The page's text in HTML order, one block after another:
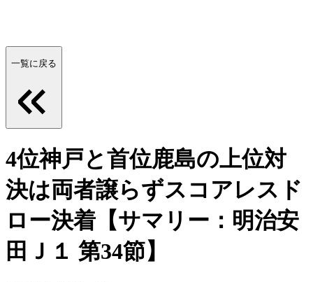
一覧に戻る
4位神戸と首位鹿島の上位対
決は両者譲らずスコアレスド
ロー決着【サマリー：明治安
田Ｊ１ 第34節】